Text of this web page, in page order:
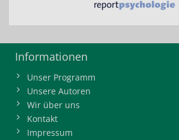
Informationen
Unser Programm
Unsere Autoren
Wir über uns
Kontakt
Impressum